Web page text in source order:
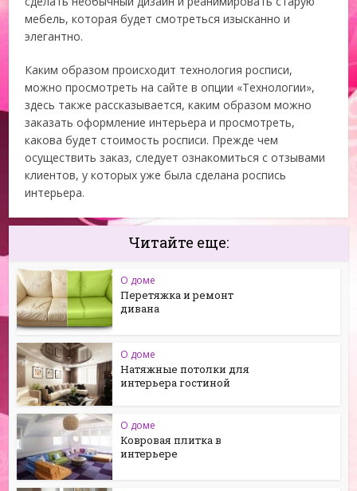
мебель, которая будет смотреться изысканно и
элегантно.
Каким образом происходит технология росписи,
можно просмотреть на сайте в опции «Технологии»,
здесь также рассказывается, каким образом можно
заказать оформление интерьера и просмотреть,
какова будет стоимость росписи. Прежде чем
осуществить заказ, следует ознакомиться с отзывами
клиентов, у которых уже была сделана роспись
интерьера.
Читайте еще:
О доме
Перетяжка и ремонт
дивана
О доме
Натяжные потолки для
интерьера гостиной
О доме
Ковровая плитка в
интерьере